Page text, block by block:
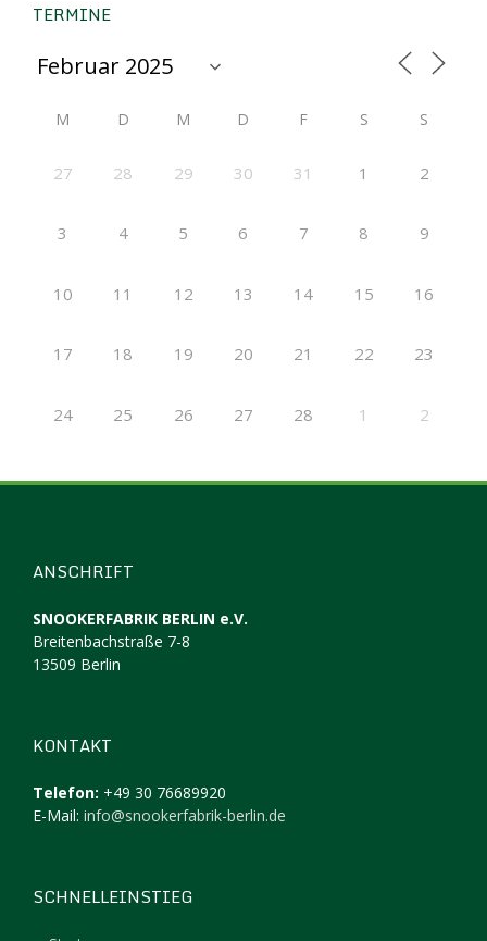
TERMINE
M D M D F S S
27 28 29 30 31 1 2
3 4 5 6 7 8 9
10 11 12 13 14 15 16
17 18 19 20 21 22 23
24 25 26 27 28 1 2
ANSCHRIFT
SNOOKERFABRIK BERLIN e.V.
Breitenbachstraße 7-8
13509 Berlin
KONTAKT
Telefon: +49 30 76689920
E-Mail: info@snookerfabrik-berlin.de
SCHNELLEINSTIEG